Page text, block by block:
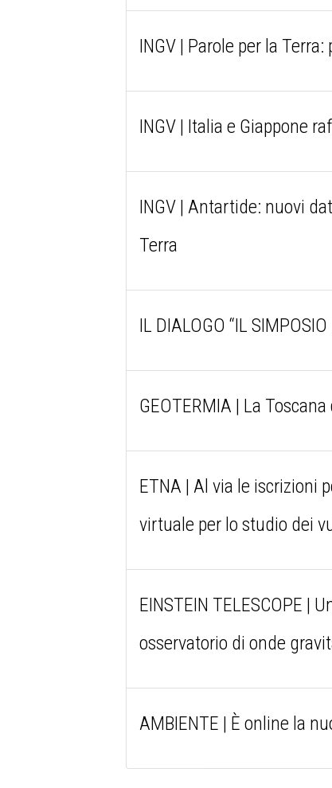
INGV | Parole per la
INGV | Italia e Giappone
INGV | Antartide: nuovi
Terra
IL DIALOGO “IL
GEOTERMIA | La
ETNA | Al via le iscrizioni
virtuale per lo studio dei
EINSTEIN TELESCOPE |
osservatorio di onde
AMBIENTE | È online la